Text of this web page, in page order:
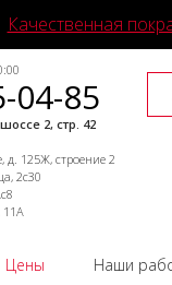
Качественная
04-85
2, стр. 42
125Ж, строение 2
2с30
11А
Цены Наши